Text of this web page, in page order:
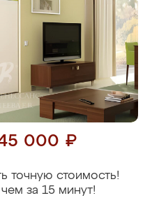
000 ₽
точную стоимость!
за 15 минут!